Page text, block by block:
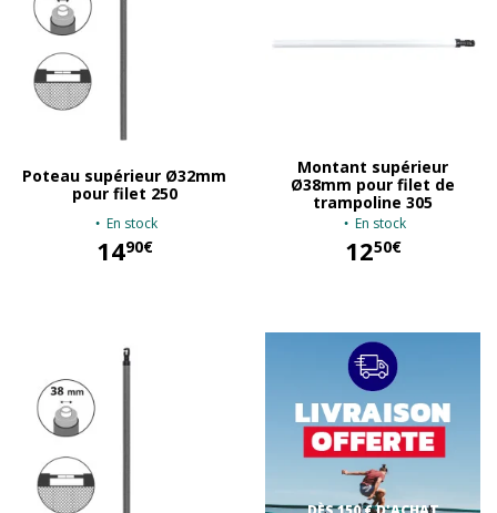
Poteau supérieur Ø32mm
pour filet 250
En stock
1490€
Montant supérieur
Ø38mm pour filet de
trampoline 305
En stock
1250€